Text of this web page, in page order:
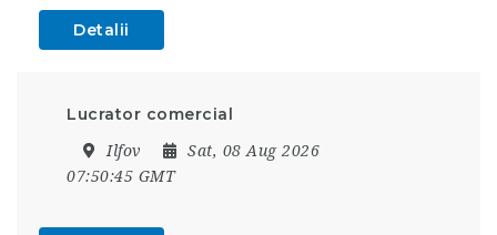
Detalii
Lucrator comercial
Ilfov
Sat, 08 Aug 2026
07:50:45 GMT